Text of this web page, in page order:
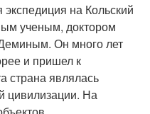
экспедиция на Кольский
ученым, доктором
Он много лет
и пришел к
страна являлась
цивилизации. На